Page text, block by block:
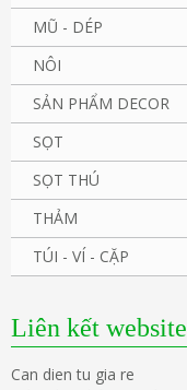
MŨ - DÉP
NÔI
SẢN PHẨM DECOR
SỌT
SỌT THÚ
THẢM
TÚI - VÍ - CẶP
Liên kết website
Can dien tu gia re